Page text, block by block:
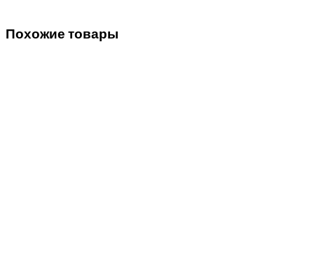
Похожие товары